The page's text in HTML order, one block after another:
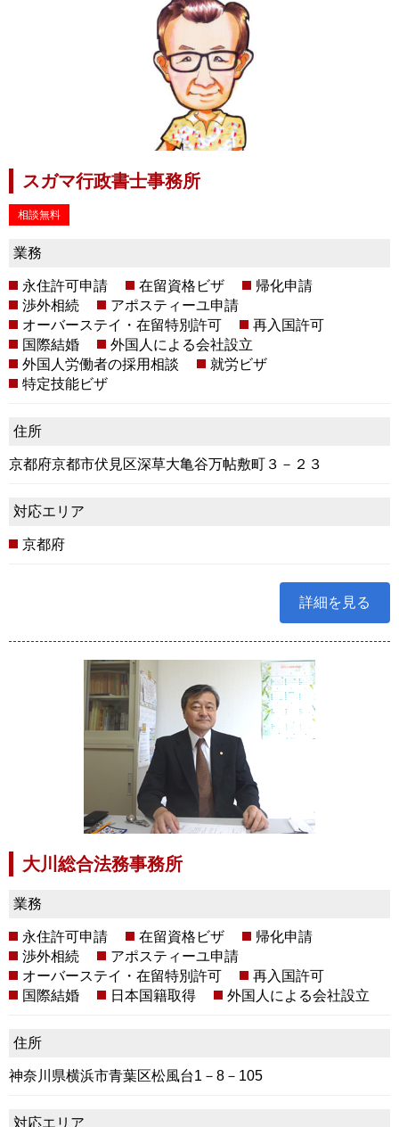
スガマ行政書士事務所
相談無料
業務
永住許可申請 在留資格ビザ
帰化申請
渉外相続
アポスティーユ申請
オーバーステイ・在留特別許可
再入国許可
国際結婚
外国人による会社設立
外国人労働者の採用相談
就労ビザ
特定技能ビザ
住所
京都府京都市伏見区深草大亀谷万帖敷町３－２３
対応エリア
京都府
詳細を見る
大川総合法務事務所
業務
永住許可申請 在留資格ビザ
帰化申請
渉外相続
アポスティーユ申請
オーバーステイ・在留特別許可
再入国許可
国際結婚
日本国籍取得 外国人による会社設立
住所
神奈川県横浜市青葉区松風台1－8－105
対応エリア